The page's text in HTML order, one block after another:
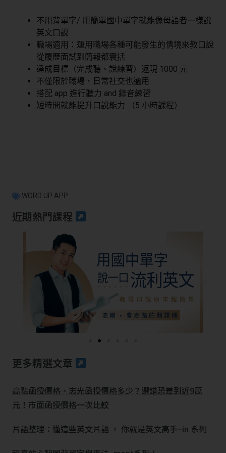
不用背單字/ 用簡單國中單字就能像母語者一樣說
英文口說
職場適用：運用職場各種可能發生的情境來教口說
從履歷面試到簡報都囊括
達成目標（完成聽、說練習）返現 1000 元
不僅限於職場，日常社交也適用
搭配 app 進行聽力 and 錄音練習
短時間就能提升口說能力 （5 小時課程）
WORD UP APP
近期熱門課程
更多精選文章
高點函授價格、志光函授價格多少？選錯恐差到近9萬
元！市面函授價格一次比較
片語整理：懂這些英文片語 ， 你就是英文高手–in 系列